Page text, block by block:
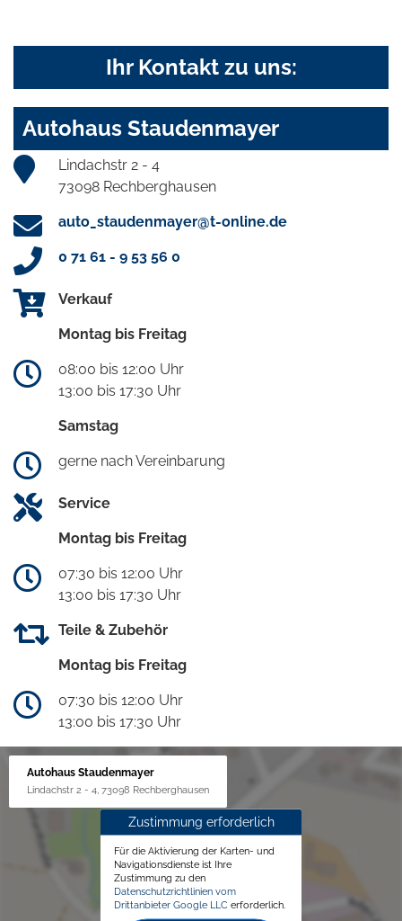
Ihr Kontakt zu uns:
Autohaus Staudenmayer
Lindachstr 2 - 4
73098 Rechberghausen
auto_staudenmayer@t-online.de
0 71 61 - 9 53 56 0
Verkauf
Montag bis Freitag
08:00 bis 12:00 Uhr
13:00 bis 17:30 Uhr
Samstag
gerne nach Vereinbarung
Service
Montag bis Freitag
07:30 bis 12:00 Uhr
13:00 bis 17:30 Uhr
Teile & Zubehör
Montag bis Freitag
07:30 bis 12:00 Uhr
13:00 bis 17:30 Uhr
Autohaus Staudenmayer
Lindachstr 2 - 4, 73098 Rechberghausen
Zustimmung erforderlich
Für die Aktivierung der Karten- und
Navigationsdienste ist Ihre
Zustimmung zu den
Datenschutzrichtlinien vom
Drittanbieter Google LLC erforderlich.